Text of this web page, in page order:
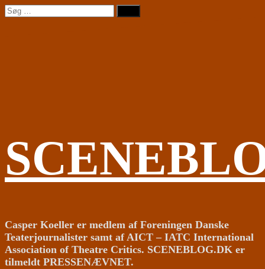
Videre
til
Søg
efter:
Casper Koeller er medlem af Foreningen Danske
Teaterjournalister samt af AICT – IATC International
Association of Theatre Critics. SCENEBLOG.DK er
tilmeldt PRESSENÆVNET.